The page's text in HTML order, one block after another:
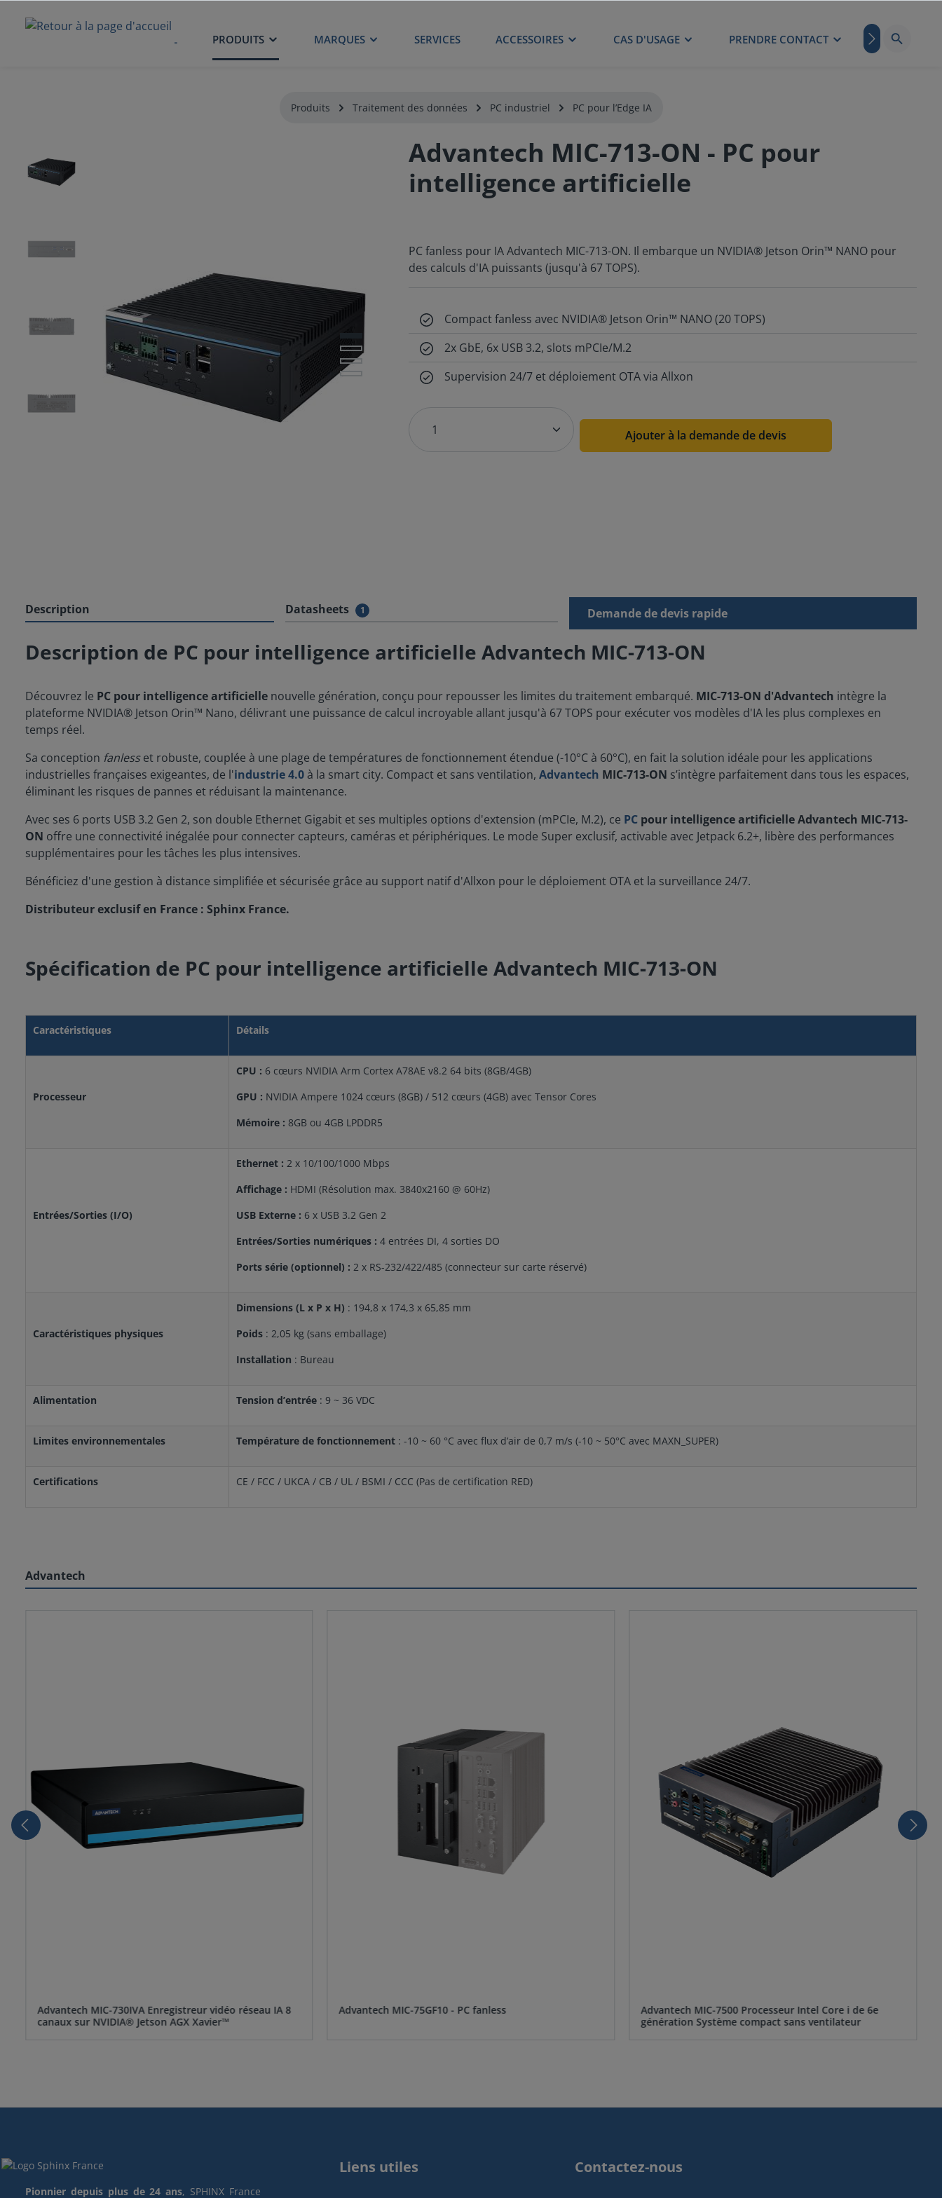
ACCUEIL PRODUITS MARQUES SERVICES ACCESSOIRES CAS D'USAGE PRENDRE CONTACT BLOG
Produits Traitement des données PC industriel PC pour l’Edge IA
Advantech MIC-713-ON - PC pour
intelligence artificielle
PC fanless pour IA Advantech MIC-713-ON. Il embarque un NVIDIA® Jetson Orin™ NANO pour
des calculs d'IA puissants (jusqu'à 67 TOPS).
Compact fanless avec NVIDIA® Jetson Orin™ NANO (20 TOPS)
2x GbE, 6x USB 3.2, slots mPCIe/M.2
Supervision 24/7 et déploiement OTA via Allxon
Ajouter à la demande de devis
Description Datasheets 1 Demande de devis rapide
Description de PC pour intelligence artificielle Advantech MIC-713-ON
Découvrez le PC pour intelligence artificielle nouvelle génération, conçu pour repousser les limites du traitement embarqué. MIC-713-ON d'Advantech intègre la
plateforme NVIDIA® Jetson Orin™ Nano, délivrant une puissance de calcul incroyable allant jusqu'à 67 TOPS pour exécuter vos modèles d'IA les plus complexes en
temps réel.
Sa conception fanlesset robuste, couplée à une plage de températures de fonctionnement étendue (-10°C à 60°C), en fait la solution idéale pour les applications
industrielles françaises exigeantes, de l'industrie 4.0à la smart city. Compact et sans ventilation, Advantech MIC-713-ON s’intègre parfaitement dans tous les espaces,
éliminant les risques de pannes et réduisant la maintenance.
Avec ses 6 ports USB 3.2 Gen 2, son double Ethernet Gigabit et ses multiples options d'extension (mPCIe, M.2), ce PC pour intelligence artificielle Advantech MIC-713-
ON offre une connectivité inégalée pour connecter capteurs, caméras et périphériques. Le mode Super exclusif, activable avec Jetpack 6.2+, libère des performances
supplémentaires pour les tâches les plus intensives.
Bénéficiez d'une gestion à distance simplifiée et sécurisée grâce au support natif d'Allxon pour le déploiement OTA et la surveillance 24/7.
Distributeur exclusif en France : Sphinx France.
Spécification de PC pour intelligence artificielle Advantech MIC-713-ON
Caractéristiques Détails
Processeur
CPU : 6 cœurs NVIDIA Arm Cortex A78AE v8.2 64 bits (8GB/4GB)
GPU : NVIDIA Ampere 1024 cœurs (8GB) / 512 cœurs (4GB) avec Tensor Cores
Mémoire : 8GB ou 4GB LPDDR5
Entrées/Sorties (I/O)
Ethernet : 2 x 10/100/1000 Mbps
Affichage : HDMI (Résolution max. 3840x2160 @ 60Hz)
USB Externe : 6 x USB 3.2 Gen 2
Entrées/Sorties numériques : 4 entrées DI, 4 sorties DO
Ports série (optionnel) : 2 x RS-232/422/485 (connecteur sur carte réservé)
Caractéristiques physiques
Dimensions (L x P x H) : 194,8 x 174,3 x 65,85 mm
Poids : 2,05 kg (sans emballage)
Installation : Bureau
Alimentation Tension d’entrée : 9 ~ 36 VDC
Limites environnementales Température de fonctionnement : -10 ~ 60 °C avec flux d’air de 0,7 m/s (-10 ~ 50°C avec MAXN_SUPER)
Certifications CE / FCC / UKCA / CB / UL / BSMI / CCC (Pas de certification RED)
Advantech
Advantech MIC-730IVA Enregistreur vidéo réseau IA 8
canaux sur NVIDIA® Jetson AGX Xavier™
Advantech MIC-75GF10 - PC fanless
Advantech MIC-7500 Processeur Intel Core i de 6e
génération Système compact sans ventilateur
Pionnier depuis plus de 24 ans, SPHINX France
Liens utiles Contactez-nous